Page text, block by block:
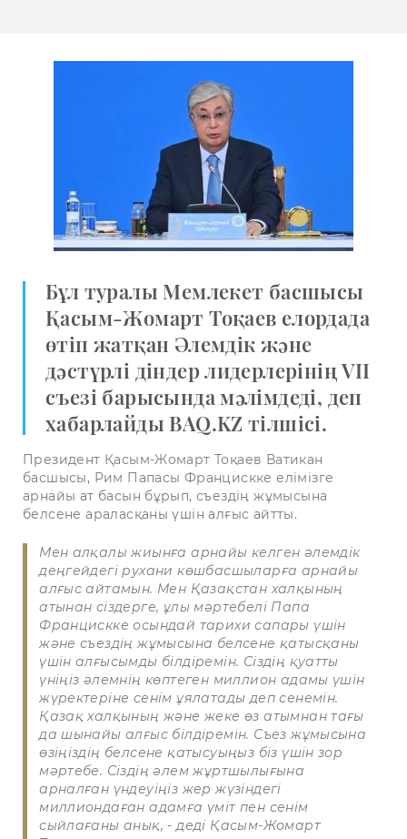
Бұл туралы Мемлекет басшысы
Қасым-Жомарт Тоқаев елордада
өтіп жатқан Әлемдік және
дәстүрлі діндер лидерлерінің VII
съезі барысында мәлімдеді, деп
хабарлайды BAQ.KZ тілшісі.
Президент Қасым-Жомарт Тоқаев Ватикан
басшысы, Рим Папасы Францискке елімізге
арнайы ат басын бұрып, съездің жұмысына
белсене араласқаны үшін алғыс айтты.
Мен алқалы жиынға арнайы келген әлемдік
деңгейдегі рухани көшбасшыларға арнайы
алғыс айтамын. Мен Қазақстан халқының
атынан сіздерге, ұлы мәртебелі Папа
Францискке осындай тарихи сапары үшін
және съездің жұмысына белсене қатысқаны
үшін алғысымды білдіремін. Сіздің қуатты
үніңіз әлемнің көптеген миллион адамы үшін
жүректеріне сенім ұялатады деп сенемін.
Қазақ халқының және жеке өз атымнан тағы
да шынайы алғыс білдіремін. Съез жұмысына
өзіңіздің белсене қатысуыңыз біз үшін зор
мәртебе. Сіздің әлем жұртшылығына
арналған үндеуіңіз жер жүзіндегі
миллиондаған адамға үміт пен сенім
сыйлағаны анық, - деді Қасым-Жомарт